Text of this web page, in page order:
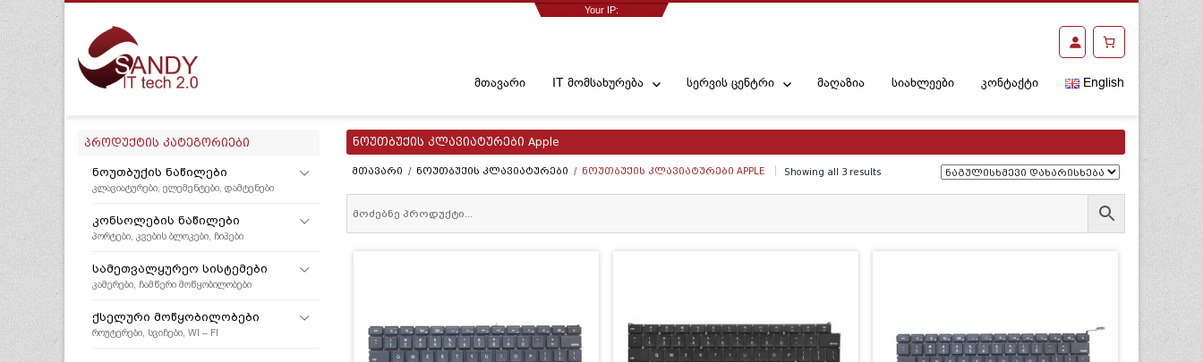
Your IP:
მთავარი IT მომსახურება სერვის ცენტრი მაღაზია სიახლეები კონტაქტი English
ᲞᲠᲝᲓᲣᲥᲢᲘᲡ ᲙᲐᲢᲔᲒᲝᲠᲘᲔᲑᲘ
ᲜᲝᲣᲗᲑᲣᲥᲘᲡ ᲜᲐᲬᲘᲚᲔᲑᲘ
ᲙᲚᲐᲕᲘᲐᲢᲣᲠᲔᲑᲘ, ᲔᲚᲔᲛᲔᲜᲢᲔᲑᲘ, ᲓᲐᲛᲢᲔᲜᲔᲑᲘ
ᲙᲝᲜᲡᲝᲚᲔᲑᲘᲡ ᲜᲐᲬᲘᲚᲔᲑᲘ
ᲞᲝᲠᲢᲔᲑᲘ, ᲙᲕᲔᲑᲘᲡ ᲑᲚᲝᲙᲔᲑᲘ, ᲩᲘᲞᲔᲑᲘ
ᲡᲐᲛᲔᲗᲕᲐᲚᲧᲣᲠᲔᲝ ᲡᲘᲡᲢᲔᲛᲔᲑᲘ
ᲙᲐᲛᲔᲠᲔᲑᲘ, ᲩᲐᲛᲬᲔᲠᲘ ᲛᲝᲬᲧᲝᲑᲘᲚᲝᲑᲔᲑᲘ
ᲥᲡᲔᲚᲣᲠᲘ ᲛᲝᲬᲧᲝᲑᲘᲚᲝᲑᲔᲑᲘ
ᲠᲝᲣᲢᲔᲠᲔᲑᲘ, ᲡᲕᲘᲩᲔᲑᲘ, WI – FI
ნოუთბუქის კლავიატურები Apple
ᲛᲗᲐᲕᲐᲠᲘ / ᲜᲝᲣᲗᲑᲣᲥᲘᲡ ᲙᲚᲐᲕᲘᲐᲢᲣᲠᲔᲑᲘ / ᲜᲝᲣᲗᲑᲣᲥᲘᲡ ᲙᲚᲐᲕᲘᲐᲢᲣᲠᲔᲑᲘ APPLE Showing all 3 results